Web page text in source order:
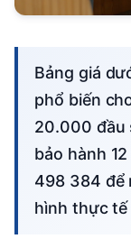
Bảng giá dưới đây liệt kê các thiết bị RFID
phổ biến
20.000 đầu
bảo hành
498 384 để
hình thực